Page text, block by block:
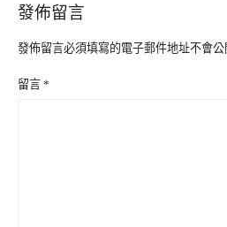
發佈留言
發佈留言必須填寫的電子郵件地址不會公
留言 *